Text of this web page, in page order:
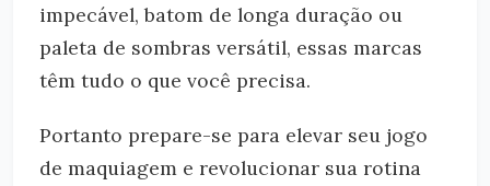
impecável, batom de longa duração ou
paleta de sombras versátil, essas marcas
têm tudo o que você precisa.
Portanto prepare-se para elevar seu jogo
de maquiagem e revolucionar sua rotina